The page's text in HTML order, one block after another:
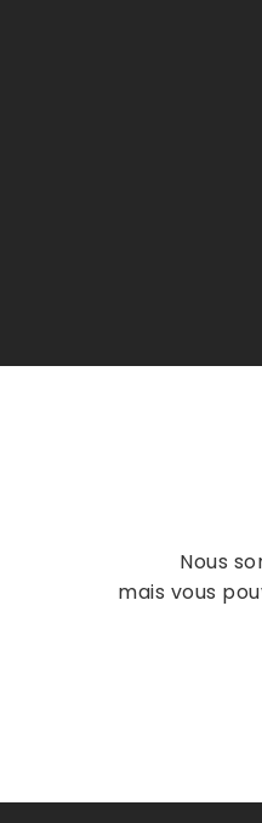
Nous
mais vous